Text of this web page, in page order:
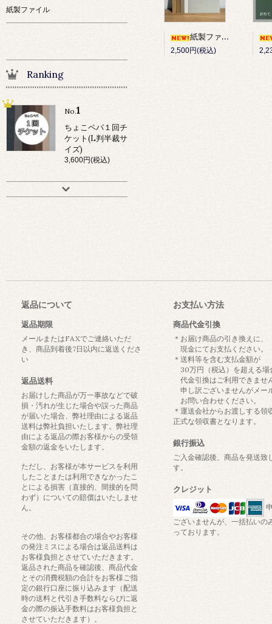
紙製ファイル 10枚セット
2,500円(税込)
紙製ファイル
Ranking
No.1
ちょこペパ１回チ
ケット(L判半裁サ
イズ)
3,600円(税込)
返品について
返品期限
メールまたはFAXでご連絡いただ
き、商品到着後7日以内に返送くださ
い
返品送料
お届けした商品が万一事故などで破
損・汚れが生じた場合や誤った商品
が届いた場合、弊社理由による返品
送料は弊社負担いたします。弊社理
由による返品の際お客様からの受領
金額の返金をいたします。
ただし、お客様が本サービスを利用
したことまたは利用できなかったこ
とによる損害（直接的、間接的を問
わず）についての賠償はいたしませ
ん。
その他、お客様都合の場合やお客様
の発注ミスによる場合は返品送料は
お客様負担とさせていただきます。
返品された商品を確認後、商品代金
とその消費税額の合計をお客様ご指
定の銀行口座に振り込みます（配送
時の送料と代引き手数料ならびに返
金の際の振込手数料はお客様負担と
させていただきます）。
お支払い方法
商品代金引換
＊お届け商品の引き換えに、
現金にてお支払ください。
＊送料等を含む支払金額が
30万円（税込）を超える場
代金引換はご利用できませ
申し訳ございませんがメー
お問い合わせください。
＊運送会社からお渡しする領
正式な領収書となります。
銀行振込
ご入金確認後、商品を発送致
す。
クレジット
ございませんが、一括払いの
っております。